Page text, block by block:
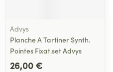
Advys
Planche A Tartiner Synth.
Pointes Fixat.set Advys
26,00 €